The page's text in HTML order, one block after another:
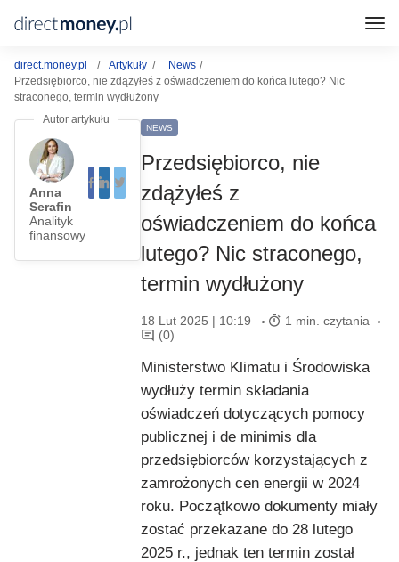
direct.money.pl Artykuły
News
Przedsiębiorco, nie zdążyłeś z oświadczeniem do końca lutego? Nic
straconego, termin wydłużony
Anna
Serafin
Analityk
finansowy
NEWS
Przedsiębiorco, nie
zdążyłeś z
oświadczeniem do końca
lutego? Nic straconego,
termin wydłużony
18 Lut 2025 | 10:19
1 min. czytania
(0)
Ministerstwo Klimatu i Środowiska
wydłuży termin składania
oświadczeń dotyczących pomocy
publicznej i de minimis dla
przedsiębiorców korzystających z
zamrożonych cen energii w 2024
roku. Początkowo dokumenty miały
zostać przekazane do 28 lutego
2025 r., jednak ten termin został